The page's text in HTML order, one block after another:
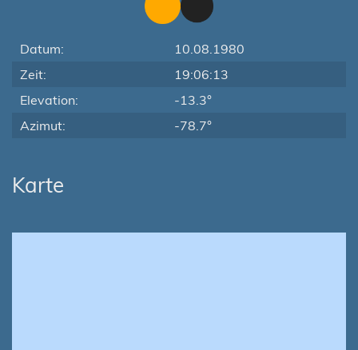
Datum:
10.08.1980
Zeit:
19:06:13
Elevation:
-13.3°
Azimut:
-78.7°
Karte